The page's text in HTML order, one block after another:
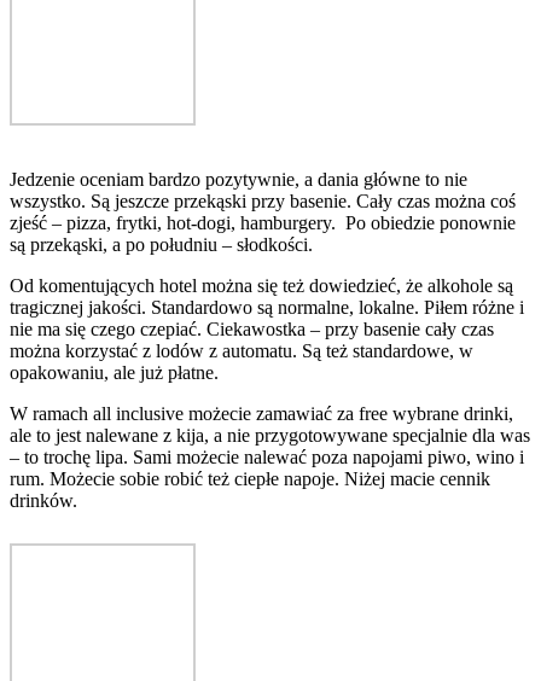
Jedzenie oceniam bardzo pozytywnie, a dania główne to nie
wszystko. Są jeszcze przekąski przy basenie. Cały czas można coś
zjeść – pizza, frytki, hot-dogi, hamburgery. Po obiedzie ponownie
są przekąski, a po południu – słodkości.
Od komentujących hotel można się też dowiedzieć, że alkohole są
tragicznej jakości. Standardowo są normalne, lokalne. Piłem różne i
nie ma się czego czepiać. Ciekawostka – przy basenie cały czas
można korzystać z lodów z automatu. Są też standardowe, w
opakowaniu, ale już płatne.
W ramach all inclusive możecie zamawiać za free wybrane drinki,
ale to jest nalewane z kija, a nie przygotowywane specjalnie dla was
– to trochę lipa. Sami możecie nalewać poza napojami piwo, wino i
rum. Możecie sobie robić też ciepłe napoje. Niżej macie cennik
drinków.